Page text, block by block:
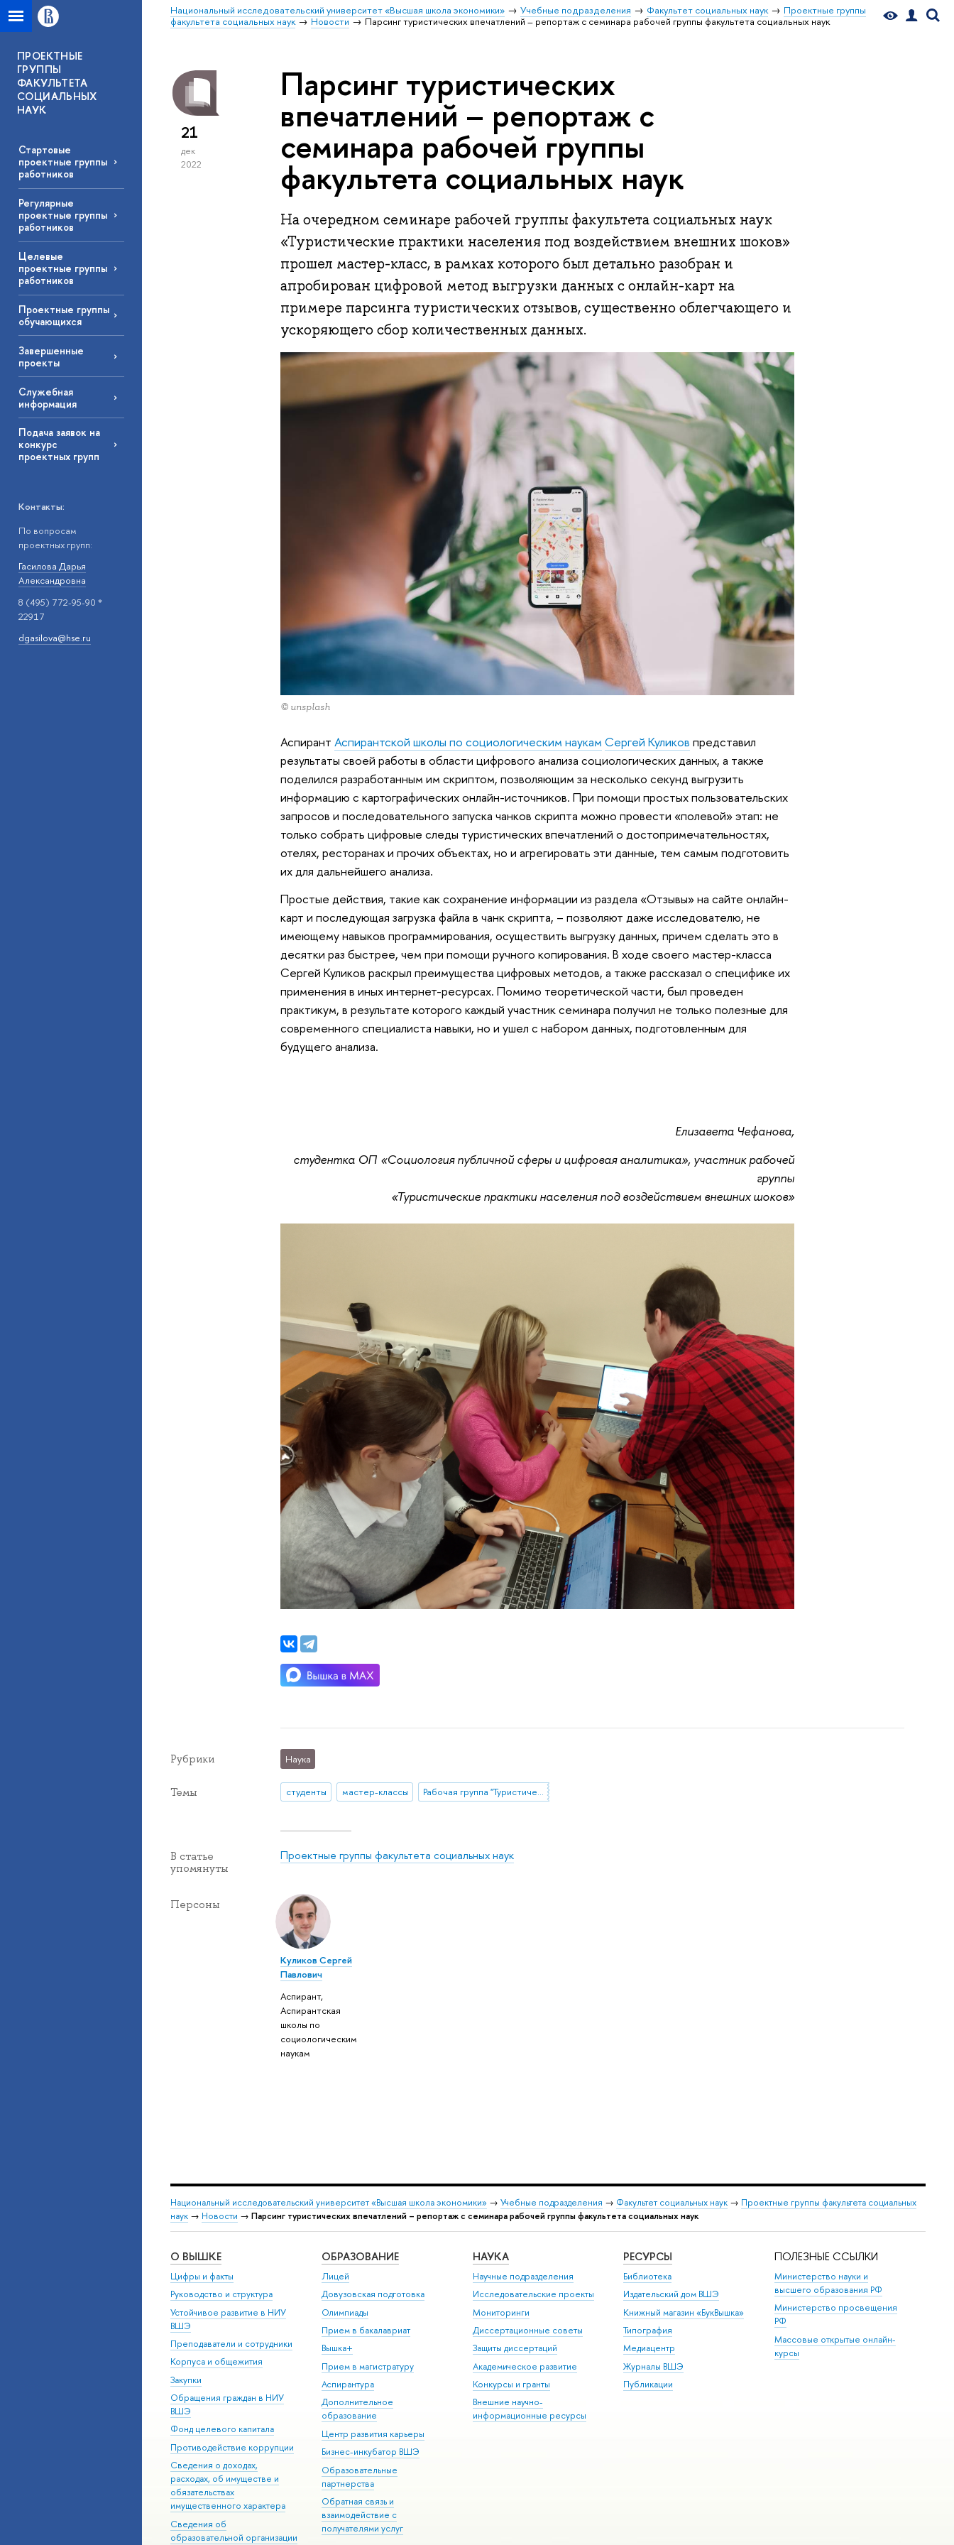
Национальный исследовательский университет «Высшая школа экономики» Учебные подразделения Факультет социальных наук
Проектные группы
факультета социальных наук
Новости Парсинг туристических впечатлений – репортаж с семинара рабочей группы факультета социальных наук
ПРОЕКТНЫЕ
ГРУППЫ
ФАКУЛЬТЕТА
СОЦИАЛЬНЫХ
НАУК
Стартовые
проектные группы
работников
Регулярные
проектные группы
работников
Целевые
проектные группы
работников
Проектные группы
обучающихся
Завершенные
проекты
Служебная
информация
Подача заявок на
конкурс
проектных групп
Контакты:
По вопросам
проектных групп:
Гасилова Дарья
Александровна
8 (495) 772-95-90 *
22917
dgasilova@hse.ru
21
дек
2022
Парсинг туристических
впечатлений – репортаж с
семинара рабочей группы
факультета социальных наук
На очередном семинаре рабочей группы факультета социальных наук
«Туристические практики населения под воздействием внешних шоков»
прошел мастер-класс, в рамках которого был детально разобран и
апробирован цифровой метод выгрузки данных с онлайн-карт на
примере парсинга туристических отзывов, существенно облегчающего и
ускоряющего сбор количественных данных.
© unsplash
АспирантАспирантской школы по социологическим наукам Сергей Куликов представил
результаты своей работы в области цифрового анализа социологических данных, а также
поделился разработанным им скриптом, позволяющим за несколько секунд выгрузить
информацию с картографических онлайн-источников. При помощи простых пользовательских
запросов и последовательного запуска чанков скрипта можно провести «полевой» этап: не
только собрать цифровые следы туристических впечатлений о достопримечательностях,
отелях, ресторанах и прочих объектах, но и агрегировать эти данные, тем самым подготовить
их для дальнейшего анализа.
Простые действия, такие как сохранение информации из раздела «Отзывы» на сайте онлайн-
карт и последующая загрузка файла в чанк скрипта, – позволяют даже исследователю, не
имеющему навыков программирования, осуществить выгрузку данных, причем сделать это в
десятки раз быстрее, чем при помощи ручного копирования. В ходе своего мастер-класса
Сергей Куликов раскрыл преимущества цифровых методов, а также рассказал о специфике их
применения в иных интернет-ресурсах. Помимо теоретической части, был проведен
практикум, в результате которого каждый участник семинара получил не только полезные для
современного специалиста навыки, но и ушел с набором данных, подготовленным для
будущего анализа.
Елизавета Чефанова,
студентка ОП «Социология публичной сферы и цифровая аналитика», участник рабочей
группы
«Туристические практики населения под воздействием внешних шоков»
Рубрики Наука
Темы студенты мастер-классы Рабочая группа "Туристические практики населения под воздействием внешних шоков: возможности и ограничения изучения опросными и не-опросными методами"
В статье
упомянуты
Проектные группы факультета социальных наук
Персоны
Куликов Сергей
Павлович
Аспирант,
Аспирантская
школы по
социологическим
наукам
Национальный исследовательский университет «Высшая школа экономики» → Учебные подразделения → Факультет социальных наук → Проектные группы факультета социальных
наук → Новости → Парсинг туристических впечатлений – репортаж с семинара рабочей группы факультета социальных наук
О ВЫШКЕ
Цифры и факты
Руководство и структура
Устойчивое развитие в НИУ
ВШЭ
Преподаватели и сотрудники
Корпуса и общежития
Закупки
Обращения граждан в НИУ
ВШЭ
Фонд целевого капитала
Противодействие коррупции
Сведения о доходах,
расходах, об имуществе и
обязательствах
имущественного характера
Сведения об
образовательной организации
ОБРАЗОВАНИЕ
Лицей
Довузовская подготовка
Олимпиады
Прием в бакалавриат
Вышка+
Прием в магистратуру
Аспирантура
Дополнительное
образование
Центр развития карьеры
Бизнес-инкубатор ВШЭ
Образовательные
партнерства
Обратная связь и
взаимодействие с
получателями услуг
НАУКА
Научные подразделения
Исследовательские проекты
Мониторинги
Диссертационные советы
Защиты диссертаций
Академическое развитие
Конкурсы и гранты
Внешние научно-
информационные ресурсы
РЕСУРСЫ
Библиотека
Издательский дом ВШЭ
Книжный магазин «БукВышка»
Типография
Медиацентр
Журналы ВШЭ
Публикации
ПОЛЕЗНЫЕ ССЫЛКИ
Министерство науки и
высшего образования РФ
Министерство просвещения
РФ
Массовые открытые онлайн-
курсы